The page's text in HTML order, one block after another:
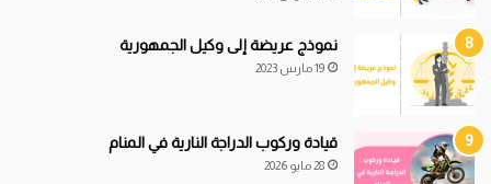
نموذج عريضة إلى وكيل الجمهورية
19 مارس 2023
قيادةوركوب الدراجة النارية في المنام
28 مايو 2026